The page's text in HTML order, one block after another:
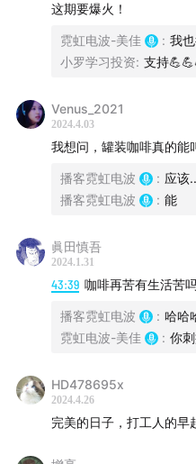
#GEORIGIA BLACK
这期要爆火！
霓虹电波-美佳 : 我
小罗学习投资: 支持
Venus_2021
2024.4.03
我想问，罐装咖啡真的能
播客霓虹电波 : 应该
播客霓虹电波
: 能
眞田慎吾
2024.1.31
43:39 咖啡再苦有生活苦
播客霓虹电波 : 哈哈
霓虹电波-美佳
: 你
HD478695x
2024.4.26
完美的日子，打工人的早